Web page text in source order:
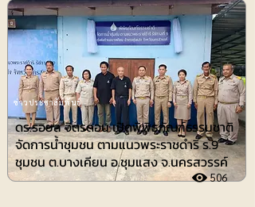
ดร.รอยล จิตรดอน เปิดพิพิธภัณฑ์ธรรมชาติ
จัดการน้ำชุมชน ตามแนวพระราชดำริ ร.9
ชุมชน ต.บางเคียน อ.ชุมแสง จ.นครสวรรค์
506
ข่าวประชาสัมพันธ์